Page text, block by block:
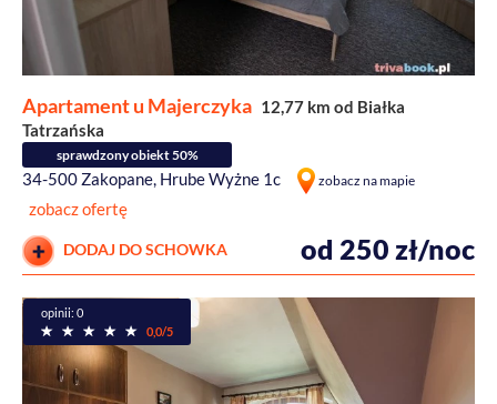
Apartament u Majerczyka 12,77 km od Białka
Tatrzańska
sprawdzony obiekt 50%
34-500 Zakopane, Hrube Wyżne 1c zobacz na mapie
zobacz ofertę
DODAJ DO SCHOWKA od 250 zł/noc
opinii: 0
0,0/5